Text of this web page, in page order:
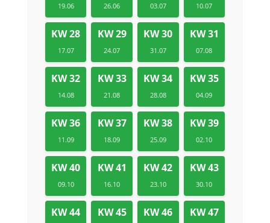
19.06 26.06 03.07 10.07
KW 28
17.07
KW 29
24.07
KW 30
31.07
KW 31
07.08
KW 32
14.08
KW 33
21.08
KW 34
28.08
KW 35
04.09
KW 36
11.09
KW 37
18.09
KW 38
25.09
KW 39
02.10
KW 40
09.10
KW 41
16.10
KW 42
23.10
KW 43
30.10
KW 44 KW 45 KW 46 KW 47